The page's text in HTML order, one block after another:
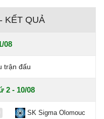
KẾT QUẢ
08
trận đấu
2 - 10/08
SK Sigma Olomouc